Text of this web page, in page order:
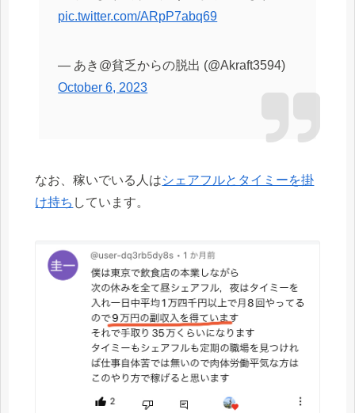
pic.twitter.com/ARpP7abq69
— あき@貧乏からの脱出 (@Akraft3594)
October 6, 2023
なお、稼いでいる人はシェアフルとタイミーを掛
け持ち しています。